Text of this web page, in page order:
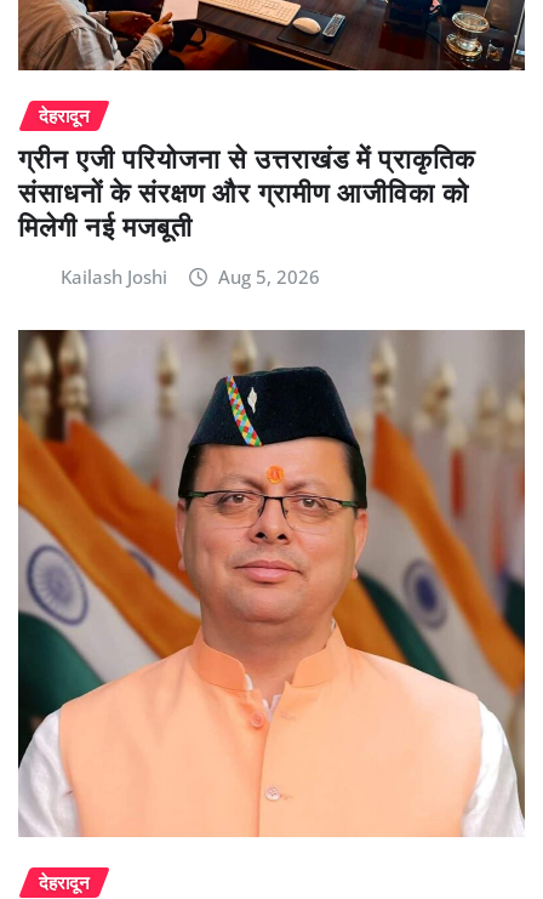
देहरादून
ग्रीन एजी परियोजना से उत्तराखंड में प्राकृतिक
संसाधनों के संरक्षण और ग्रामीण आजीविका को
मिलेगी नई मजबूती
Kailash Joshi Aug 5, 2026
देहरादून